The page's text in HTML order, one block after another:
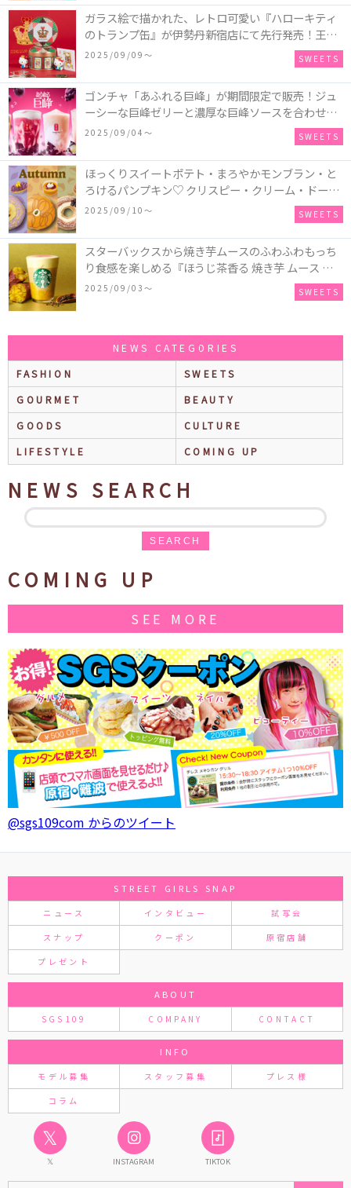
ガラス絵で描かれた、レトロ可愛い『ハローキティ
のトランプ缶』が伊勢丹新宿店にて先行発売！王冠
キティのフィギュア、キティトランプのステッカー
2025/09/09〜 SWEETS
ゴンチャ「あふれる巨峰」が期間限定で販売！ジュ
ーシーな巨峰ゼリーと濃厚な巨峰ソースを合わせた
ミルクティー、ティーエード、ジェラッティー、ス
2025/09/04〜 SWEETS
ほっくりスイートポテト・まろやかモンブラン・と
ろけるパンプキン♡ クリスピー・クリーム・ドーナ
ツに“いも”“栗“”かぼちゃ“を使用し、秋らしい人気
2025/09/10〜 SWEETS
スターバックスから焼き芋ムースのふわふわもっち
り食感を楽しめる『ほうじ茶香る 焼き芋 ムース テ
ィー ラテ』が新発売！大好評の『チョコレート ムー
2025/09/03〜 SWEETS
NEWS CATEGORIES
FASHION
SWEETS
GOURMET
BEAUTY
GOODS
CULTURE
LIFESTYLE
COMING UP
NEWS SEARCH
SEARCH
COMING UP
SEE MORE
@sgs109com からのツイート
STREET GIRLS SNAP
ニュース インタビュー 試写会
スナップ クーポン 原宿店舗
プレゼント
ABOUT
SGS109 COMPANY CONTACT
INFO
モデル募集 スタッフ募集 プレス様
コラム
𝕏
𝕏 INSTAGRAM TIKTOK